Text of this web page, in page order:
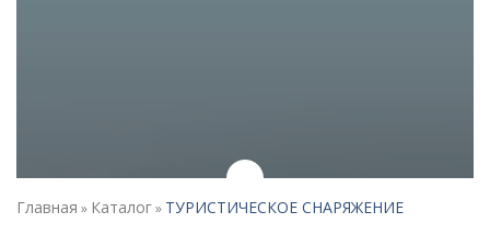
Главная » Каталог» ТУРИСТИЧЕСКОЕ СНАРЯЖЕНИЕ